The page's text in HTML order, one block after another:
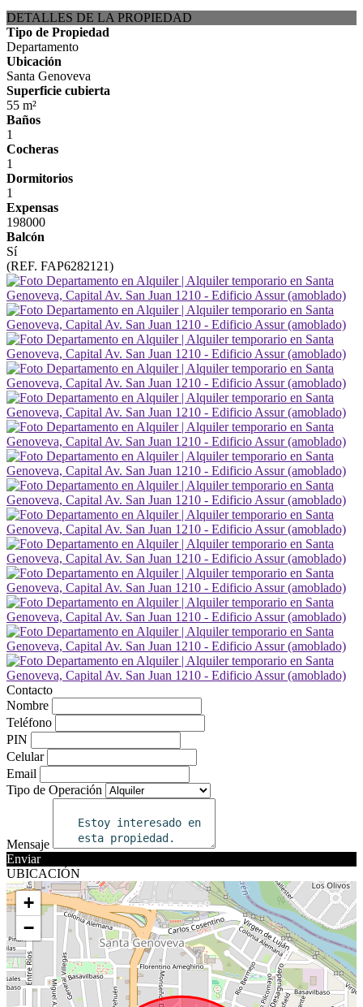
DETALLES DE LA PROPIEDAD
Tipo de Propiedad
Departamento
Ubicación
Santa Genoveva
Superficie cubierta
55 m²
Baños
1
Cocheras
1
Dormitorios
1
Expensas
198000
Balcón
Sí
(REF. FAP6282121)
Contacto
Nombre
Teléfono
PIN
Celular
Email
Tipo de Operación
Mensaje
Enviar
UBICACIÓN
+
−